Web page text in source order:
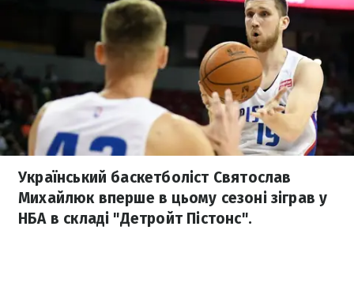
Український баскетболіст Святослав
Михайлюк вперше в цьому сезоні зіграв у
НБА в складі "Детройт Пістонс".